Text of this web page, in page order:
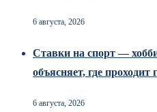
6 августа, 2026
Ставки на спорт —
объясняет, где проходит
6 августа, 2026